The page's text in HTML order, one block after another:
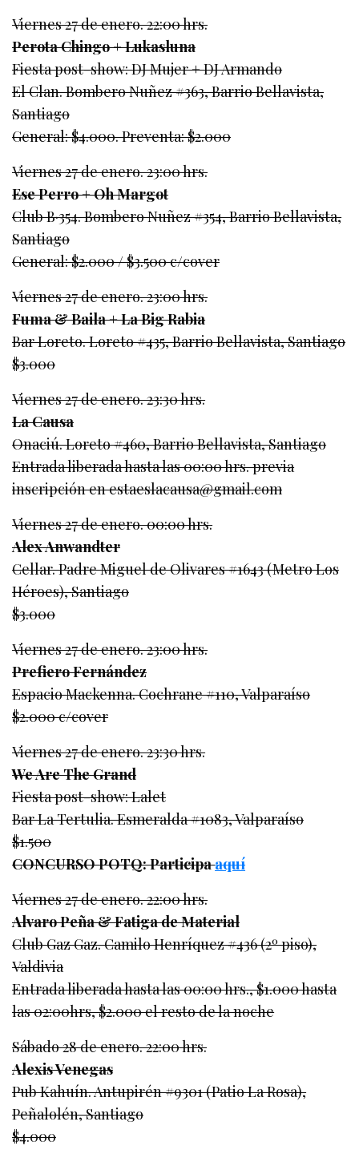
Viernes 27 de enero. 22:00 hrs.
Perota Chingo + Lukasluna
Fiesta post-show: DJ Mujer + DJ Armando
El Clan. Bombero Nuñez #363, Barrio Bellavista,
Santiago
General: $4.000. Preventa: $2.000
Viernes 27 de enero. 23:00 hrs.
Ese Perro + Oh Margot
Club B·354. Bombero Nuñez #354, Barrio Bellavista,
Santiago
General: $2.000 / $3.500 c/cover
Viernes 27 de enero. 23:00 hrs.
Fuma & Baila + La Big Rabia
Bar Loreto. Loreto #435, Barrio Bellavista, Santiago
$3.000
Viernes 27 de enero. 23:30 hrs.
La Causa
Onaciú. Loreto #460, Barrio Bellavista, Santiago
Entrada liberada hasta las 00:00 hrs. previa
inscripción en estaeslacausa@gmail.com
Viernes 27 de enero. 00:00 hrs.
Alex Anwandter
Cellar. Padre Miguel de Olivares #1643 (Metro Los
Héroes), Santiago
$3.000
Viernes 27 de enero. 23:00 hrs.
Prefiero Fernández
Espacio Mackenna. Cochrane #110, Valparaíso
$2.000 c/cover
Viernes 27 de enero. 23:30 hrs.
We Are The Grand
Fiesta post-show: Lalet
Bar La Tertulia. Esmeralda #1083, Valparaíso
$1.500
CONCURSO POTQ: Participaaquí
Viernes 27 de enero. 22:00 hrs.
Alvaro Peña & Fatiga de Material
Club Gaz Gaz. Camilo Henríquez #436 (2º piso),
Valdivia
Entrada liberada hasta las 00:00 hrs., $1.000 hasta
las 02:00hrs, $2.000 el resto de la noche
Sábado 28 de enero. 22:00 hrs.
Alexis Venegas
Pub Kahuín. Antupirén #9301 (Patio La Rosa),
Peñalolén, Santiago
$4.000